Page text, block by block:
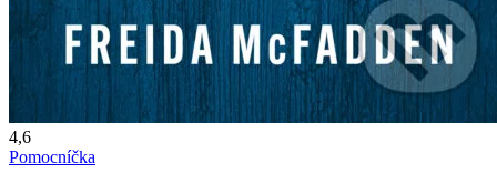
4,6
Pomocníčka